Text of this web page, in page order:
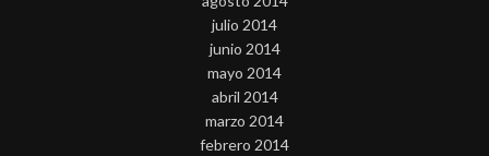
julio 2014
junio 2014
mayo 2014
abril 2014
marzo 2014
febrero 2014